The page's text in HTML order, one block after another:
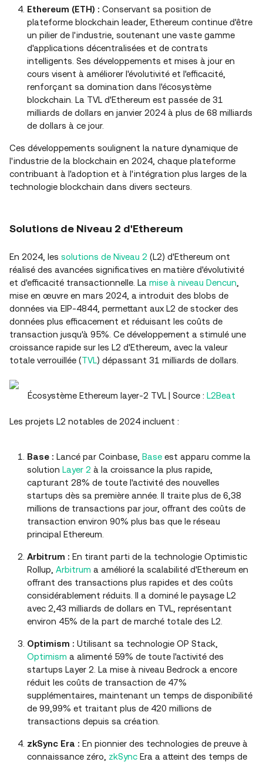
Ethereum (ETH) : Conservant sa position de
plateforme blockchain leader, Ethereum continue d'être
un pilier de l'industrie, soutenant une vaste gamme
d'applications décentralisées et de contrats
intelligents. Ses développements et mises à jour en
cours visent à améliorer l'évolutivité et l'efficacité,
renforçant sa domination dans l'écosystème
blockchain. La TVL d'Ethereum est passée de 31
milliards de dollars en janvier 2024 à plus de 68 milliards
de dollars à ce jour.
Ces développements soulignent la nature dynamique de
l'industrie de la blockchain en 2024, chaque plateforme
contribuant à l'adoption et à l'intégration plus larges de la
technologie blockchain dans divers secteurs.
Solutions de Niveau 2 d'Ethereum
En 2024, les solutions de Niveau 2 (L2) d'Ethereum ont
réalisé des avancées significatives en matière d'évolutivité
et d'efficacité transactionnelle. La mise à niveau Dencun
mise en œuvre en mars 2024, a introduit des blobs de
données via EIP-4844, permettant aux L2 de stocker des
données plus efficacement et réduisant les coûts de
transaction jusqu'à 95%. Ce développement a stimulé une
croissance rapide sur les L2 d'Ethereum, avec la valeur
totale verrouillée (TVL) dépassant 31 milliards de dollars.
Écosystème Ethereum layer-2 TVL | Source : L2Beat
Les projets L2 notables de 2024 incluent :
Base : Lancé par Coinbase, Base est apparu comme la
solution Layer 2 à la croissance la plus rapide,
capturant 28% de toute l'activité des nouvelles
startups dès sa première année. Il traite plus de 6,38
millions de transactions par jour, offrant des coûts de
transaction environ 90% plus bas que le réseau
principal Ethereum.
Arbitrum : En tirant parti de la technologie Optimistic
Rollup, Arbitrum a amélioré la scalabilité d'Ethereum en
offrant des transactions plus rapides et des coûts
considérablement réduits. Il a dominé le paysage L2
avec 2,43 milliards de dollars en TVL, représentant
environ 45% de la part de marché totale des L2.
Optimism : Utilisant sa technologie OP Stack,
Optimism a alimenté 59% de toute l'activité des
startups Layer 2. La mise à niveau Bedrock a encore
réduit les coûts de transaction de 47%
supplémentaires, maintenant un temps de disponibilité
de 99,99% et traitant plus de 420 millions de
transactions depuis sa création.
zkSync Era : En pionnier des technologies de preuve à
connaissance zéro, zkSync Era a atteint des temps de